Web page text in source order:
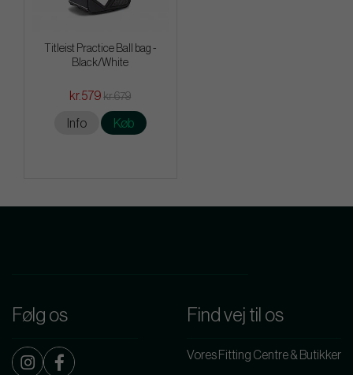
Titleist Practice Ball bag -
Black/White
kr.579 kr.679
Info Køb
Følg os Find vej til os
Vores Fitting Centre & Butikker